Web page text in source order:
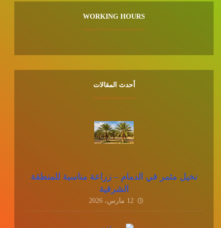
WORKING HOURS
أحدث المقالات
نخيل مثمر في الدمام – زراعة مناسبة للمنطقة
الشرقية
12 مارس، 2026